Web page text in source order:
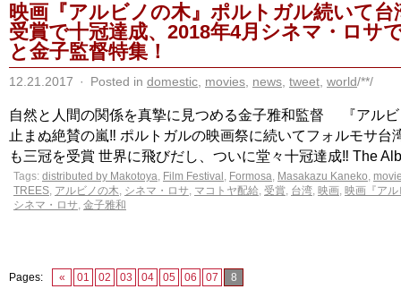
映画『アルビノの木』ポルトガル続いて台
受賞で十冠達成、2018年4月シネマ・ロサ
と金子監督特集！
12.21.2017 · Posted in domestic movies news tweet world/**/
自然と人間の関係を真摯に見つめる金子雅和監督 『アル
止まぬ絶賛の嵐‼︎ ポルトガルの映画祭に続いてフォルモサ台
も三冠を受賞 世界に飛びだし、ついに堂々十冠達成‼︎ The
Tags: distributed by Makotoya, Film Festival , Formosa, Masakazu Kaneko,
TREES, アルビノの木, シネマ・ロサ, マコトヤ配給, 受賞, 台湾, 映画, 映画『ア
シネマ・ロサ, 金子雅和
Pages: « 01 02 03 04 05 06 07 8